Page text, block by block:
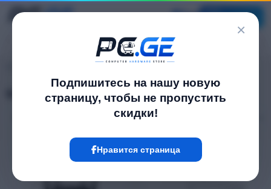
×
Подпишитесь на нашу новую
страницу, чтобы не пропустить
скидки!
Нравится страница
Wi-Fi роутеры
16 Товар